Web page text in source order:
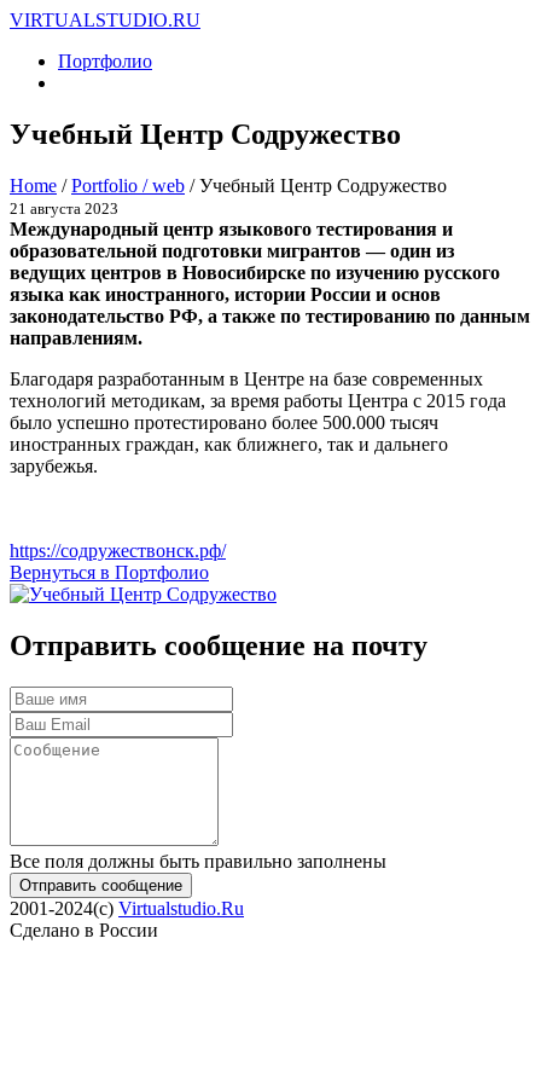
VIRTUALSTUDIO.RU
Портфолио
Учебный Центр Содружество
Home /Portfolio / web /Учебный Центр Содружество
21 августа 2023
Международный центр языкового тестирования и
образовательной подготовки мигрантов — один из
ведущих центров в Новосибирске по изучению русского
языка как иностранного, истории России и основ
законодательство РФ, а также по тестированию по данным
направлениям.
Благодаря разработанным в Центре на базе современных
технологий методикам, за время работы Центра с 2015 года
было успешно протестировано более 500.000 тысяч
иностранных граждан, как ближнего, так и дальнего
зарубежья.
https://содружествонск.рф/
Вернуться в Портфолио
Отправить сообщение на почту
Все поля должны быть правильно заполнены
Отправить сообщение
2001-2024(c) Virtualstudio.Ru
Сделано в России